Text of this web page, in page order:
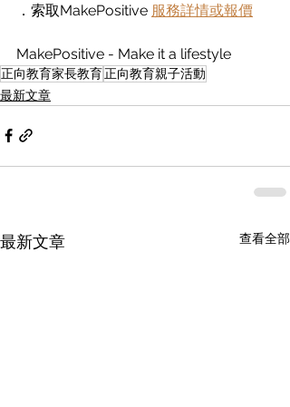
．索取MakePositive 服務詳情或報價
MakePositive - Make it a lifestyle
正向教育家長教育正向教育親子活動
最新文章
最新文章 查看全部